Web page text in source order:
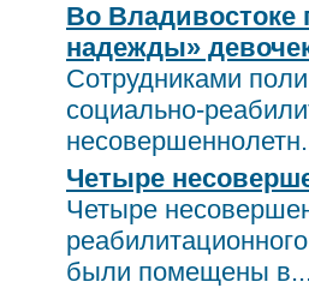
Во Владивостоке
надежды»
Сотрудниками
социально-
Четыре
Четыре
были помещены